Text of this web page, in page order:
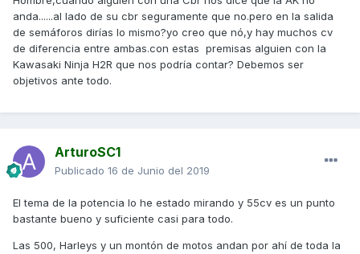
anda......al lado de su cbr seguramente que no.pero en la salida
de semáforos dirías lo mismo?yo creo que nó,y hay muchos cv
de diferencia entre ambas.con estas premisas alguien con la
Kawasaki Ninja H2R que nos podría contar? Debemos ser
objetivos ante todo.
ArturoSC1
Publicado 16 de Junio del 2019
El tema de la potencia lo he estado mirando y 55cv es un punto
bastante bueno y suficiente casi para todo.
Las 500, Harleys y un montón de motos andan por ahí de toda la